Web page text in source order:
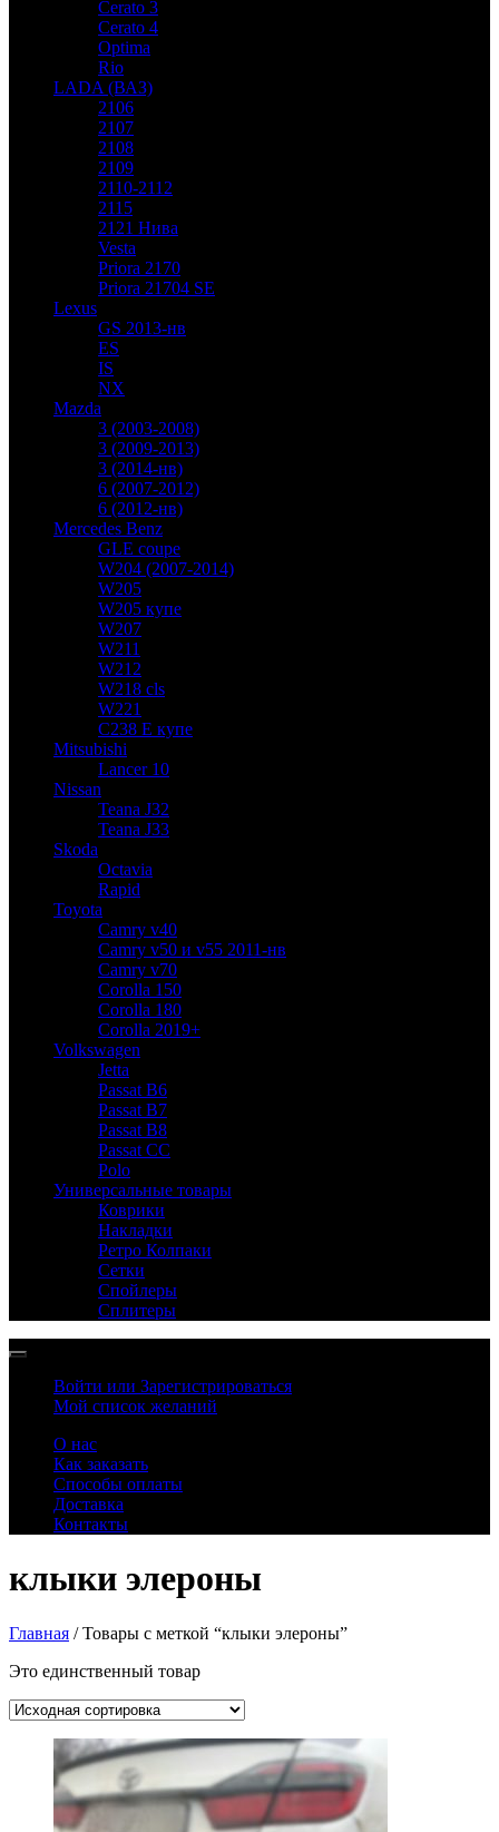
Cerato 3
Cerato 4
Optima
Rio
LADA (ВАЗ)
2106
2107
2108
2109
2110-2112
2115
2121 Нива
Vesta
Priora 2170
Priora 21704 SE
Lexus
GS 2013-нв
ES
IS
NX
Mazda
3 (2003-2008)
3 (2009-2013)
3 (2014-нв)
6 (2007-2012)
6 (2012-нв)
Mercedes Benz
GLE coupe
W204 (2007-2014)
W205
W205 купе
W207
W211
W212
W218 cls
W221
C238 E купе
Mitsubishi
Lancer 10
Nissan
Teana J32
Teana J33
Skoda
Octavia
Rapid
Toyota
Camry v40
Camry v50 и v55 2011-нв
Camry v70
Corolla 150
Corolla 180
Corolla 2019+
Volkswagen
Jetta
Passat B6
Passat B7
Passat B8
Passat CC
Polo
Универсальные товары
Коврики
Накладки
Ретро Колпаки
Сетки
Спойлеры
Сплитеры
Войти или Зарегистрироваться
Мой список желаний
О нас
Как заказать
Способы оплаты
Доставка
Контакты
клыки элероны
Главная / Товары с меткой “клыки элероны”
Это единственный товар